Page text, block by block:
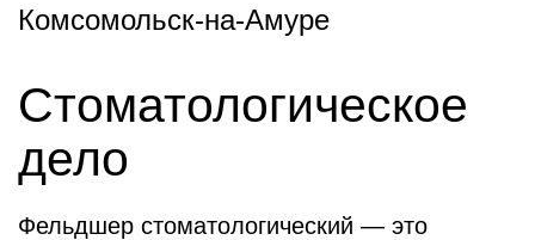
Комсомольск-на-Амуре
Стоматологическое
дело
Фельдшер стоматологический — это